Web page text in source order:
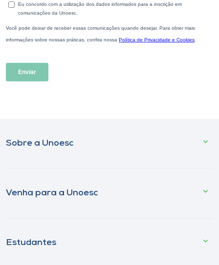
Sobre a Unoesc
Venha para a Unoesc
Estudantes